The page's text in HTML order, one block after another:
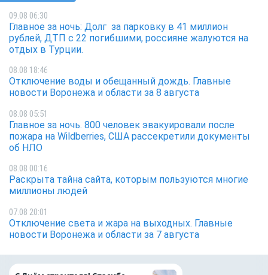
09.08 06:30
Главное за ночь: Долг за парковку в 41 миллион
рублей, ДТП с 22 погибшими, россияне жалуются на
отдых в Турции.
08.08 18:46
Отключение воды и обещанный дождь. Главные
новости Воронежа и области за 8 августа
08.08 05:51
Главное за ночь. 800 человек эвакуировали после
пожара на Wildberries, США рассекретили документы
об НЛО
08.08 00:16
Раскрыта тайна сайта, которым пользуются многие
миллионы людей
07.08 20:01
Отключение света и жара на выходных. Главные
новости Воронежа и области за 7 августа